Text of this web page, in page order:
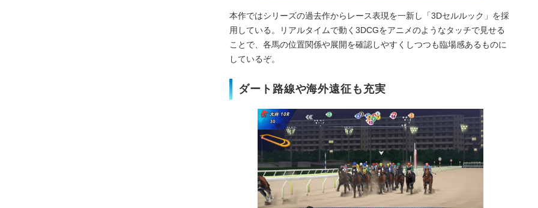
本作ではシリーズの過去作からレース表現を一新し「3Dセルルック」を採
用している。リアルタイムで動く3DCGをアニメのようなタッチで見せる
ことで、各馬の位置関係や展開を確認しやすくしつつも臨場感あるものに
しているぞ。
ダート路線や海外遠征も充実